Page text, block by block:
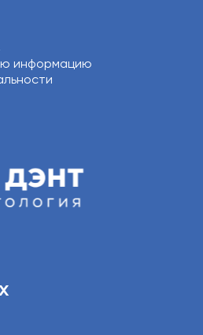
информацию